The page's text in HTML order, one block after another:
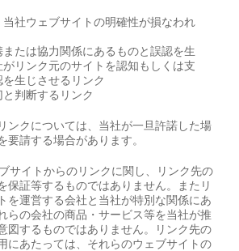
社ウェブサイトの明確性が損なわれ
たは協力関係にあるものと誤認を生
がリンク元のサイトを認知もしくは支
生じさせるリンク
判断するリンク
ンクについては、当社が一旦許諾した場
要請する場合があります。
サイトからのリンクに関し、リンク先の
保証等するものではありません。またリ
を運営する会社と当社が特別な関係にあ
らの会社の商品・サービス等を当社が推
図するものではありません。リンク先の
にあたっては、それらのウェブサイトの